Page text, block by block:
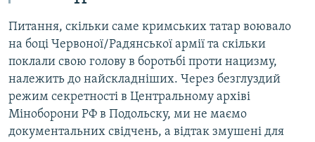
Питання, скільки саме кримських татар воювало
на боці Червоної/Радянської армії та скільки
поклали свою голову в боротьбі проти нацизму,
належить до найскладніших. Через безглуздий
режим секретності в Центральному архіві
Міноборони РФ в Подольску, ми не маємо
документальних свідчень, а відтак змушені для